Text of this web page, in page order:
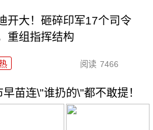
开大！砸碎印军17个司令
重组指挥结构
阅读 7466
苗连\"谁扔的\"都不敢提！